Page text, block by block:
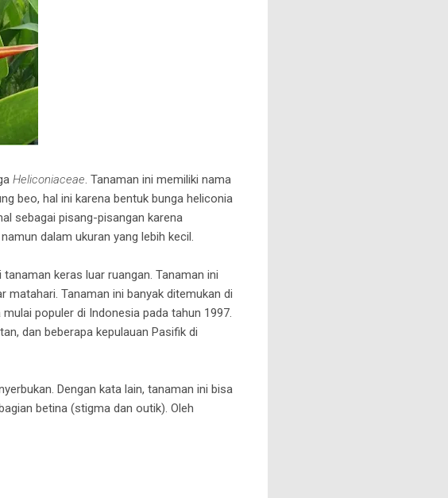
Heliconiaceae . Tanaman ini memiliki nama
beo, hal ini karena bentuk bunga heliconia
sebagai pisang-pisangan karena
dalam ukuran yang lebih kecil.
keras luar ruangan. Tanaman ini
Tanaman ini banyak ditemukan di
populer di Indonesia pada tahun 1997.
dan beberapa kepulauan Pasifik di
Dengan kata lain, tanaman ini bisa
betina (stigma dan outik). Oleh